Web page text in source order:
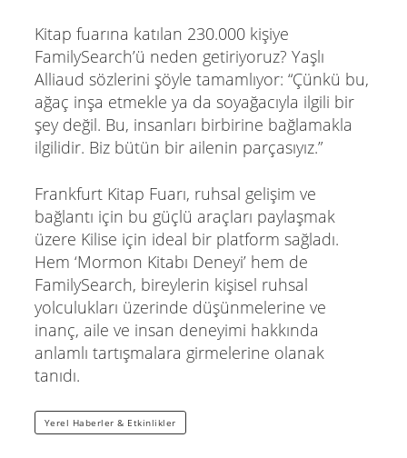
Kitap fuarına katılan 230.000 kişiye
FamilySearch’ü neden getiriyoruz? Yaşlı
Alliaud sözlerini şöyle tamamlıyor: “Çünkü bu,
ağaç inşa etmekle ya da soyağacıyla ilgili bir
şey değil. Bu, insanları birbirine bağlamakla
ilgilidir. Biz bütün bir ailenin parçasıyız.”
Frankfurt Kitap Fuarı, ruhsal gelişim ve
bağlantı için bu güçlü araçları paylaşmak
üzere Kilise için ideal bir platform sağladı.
Hem ‘Mormon Kitabı Deneyi’ hem de
FamilySearch, bireylerin kişisel ruhsal
yolculukları üzerinde düşünmelerine ve
inanç, aile ve insan deneyimi hakkında
anlamlı tartışmalara girmelerine olanak
tanıdı.
Yerel Haberler & Etkinlikler